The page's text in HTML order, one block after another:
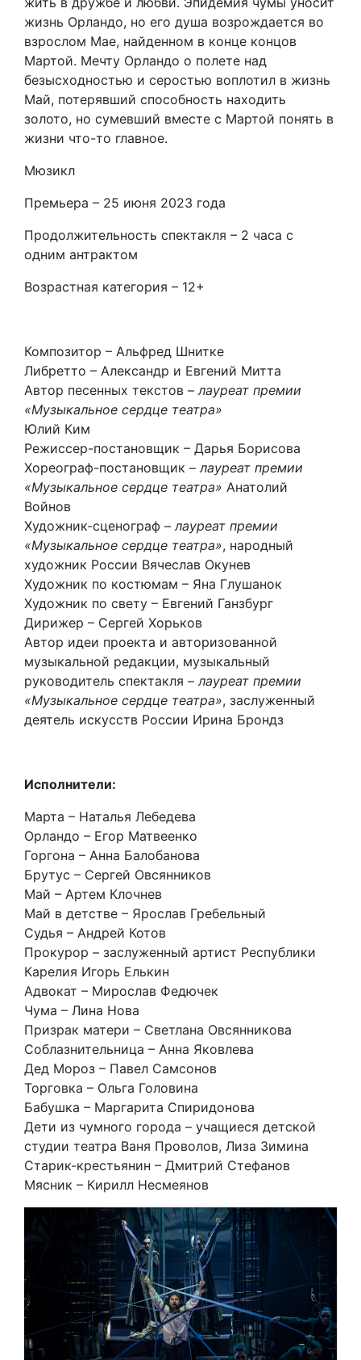
жизнь Орландо, но его душа возрождается во
взрослом Мае, найденном в конце концов
Мартой. Мечту Орландо о полете над
безысходностью и серостью воплотил в жизнь
Май, потерявший способность находить
золото, но сумевший вместе с Мартой понять в
жизни что-то главное.
Мюзикл
Премьера – 25 июня 2023 года
Продолжительность спектакля – 2 часа с
одним антрактом
Возрастная категория – 12+
Композитор – Альфред Шнитке
Либретто – Александр и Евгений Митта
Автор песенных текстов –лауреат премии
«Музыкальное сердце театра»
Юлий Ким
Режиссер-постановщик – Дарья Борисова
Хореограф-постановщик –лауреат премии
«Музыкальное сердце театра» Анатолий
Войнов
Художник-сценограф –лауреат премии
«Музыкальное сердце театра», народный
художник России Вячеслав Окунев
Художник по костюмам – Яна Глушанок
Художник по свету – Евгений Ганзбург
Дирижер – Сергей Хорьков
Автор идеи проекта и авторизованной
музыкальной редакции, музыкальный
руководитель спектакля –лауреат премии
«Музыкальное сердце театра», заслуженный
деятель искусств России Ирина Брондз
Исполнители:
Марта – Наталья Лебедева
Орландо – Егор Матвеенко
Горгона – Анна Балобанова
Брутус – Сергей Овсянников
Май – Артем Клочнев
Май в детстве – Ярослав Гребельный
Судья – Андрей Котов
Прокурор – заслуженный артист Республики
Карелия Игорь Елькин
Адвокат – Мирослав Федючек
Чума – Лина Нова
Призрак матери – Светлана Овсянникова
Соблазнительница – Анна Яковлева
Дед Мороз – Павел Самсонов
Торговка – Ольга Головина
Бабушка – Маргарита Спиридонова
Дети из чумного города – учащиеся детской
студии театра Ваня Проволов, Лиза Зимина
Старик-крестьянин – Дмитрий Стефанов
Мясник – Кирилл Несмеянов